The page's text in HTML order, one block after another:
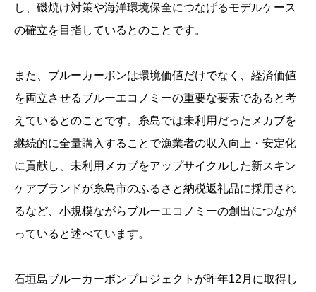
し、磯焼け対策や海洋環境保全につなげるモデルケース
の確立を目指しているとのことです。
また、ブルーカーボンは環境価値だけでなく、経済価値
を両立させるブルーエコノミーの重要な要素であると考
えているとのことです。糸島では未利用だったメカブを
継続的に全量購入することで漁業者の収入向上・安定化
に貢献し、未利用メカブをアップサイクルした新スキン
ケアブランドが糸島市のふるさと納税返礼品に採用され
るなど、小規模ながらブルーエコノミーの創出につなが
っていると述べています。
石垣島ブルーカーボンプロジェクトが昨年12月に取得し